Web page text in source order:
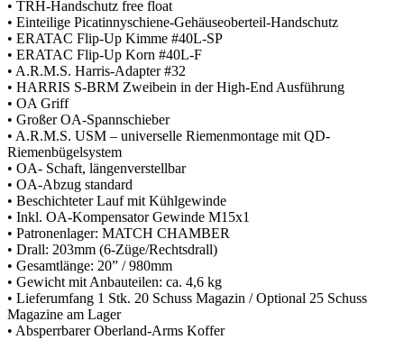
• TRH-Handschutz free float
• Einteilige Picatinnyschiene-Gehäuseoberteil-Handschutz
• ERATAC Flip-Up Kimme #40L-SP
• ERATAC Flip-Up Korn #40L-F
• A.R.M.S. Harris-Adapter #32
• HARRIS S-BRM Zweibein in der High-End Ausführung
• OA Griff
• Großer OA-Spannschieber
• A.R.M.S. USM – universelle Riemenmontage mit QD-
Riemenbügelsystem
• OA- Schaft, längenverstellbar
• OA-Abzug standard
• Beschichteter Lauf mit Kühlgewinde
• Inkl. OA-Kompensator Gewinde M15x1
• Patronenlager: MATCH CHAMBER
• Drall: 203mm (6-Züge/Rechtsdrall)
• Gesamtlänge: 20” / 980mm
• Gewicht mit Anbauteilen: ca. 4,6 kg
• Lieferumfang 1 Stk. 20 Schuss Magazin / Optional 25 Schuss
Magazine am Lager
• Absperrbarer Oberland-Arms Koffer